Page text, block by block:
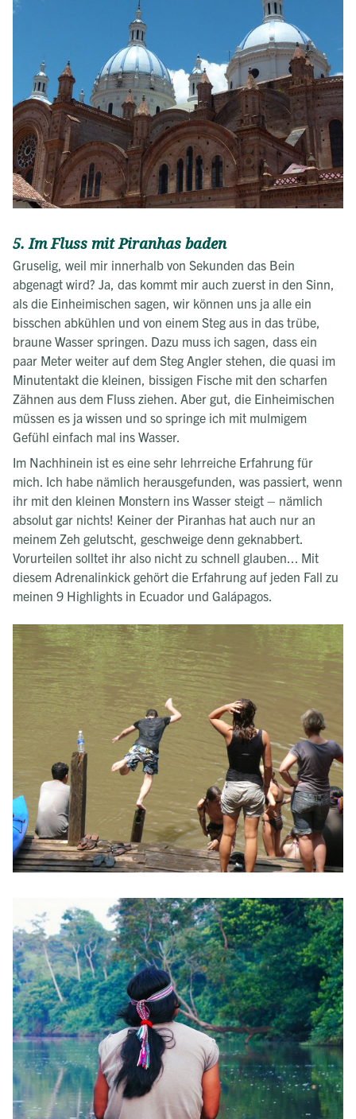
5. Im Fluss mit Piranhas baden
Gruselig, weil mir innerhalb von Sekunden das Bein
abgenagt wird? Ja, das kommt mir auch zuerst in den Sinn,
als die Einheimischen sagen, wir können uns ja alle ein
bisschen abkühlen und von einem Steg aus in das trübe,
braune Wasser springen. Dazu muss ich sagen, dass ein
paar Meter weiter auf dem Steg Angler stehen, die quasi im
Minutentakt die kleinen, bissigen Fische mit den scharfen
Zähnen aus dem Fluss ziehen. Aber gut, die Einheimischen
müssen es ja wissen und so springe ich mit mulmigem
Gefühl einfach mal ins Wasser.
Im Nachhinein ist es eine sehr lehrreiche Erfahrung für
mich. Ich habe nämlich herausgefunden, was passiert, wenn
ihr mit den kleinen Monstern ins Wasser steigt – nämlich
absolut gar nichts! Keiner der Piranhas hat auch nur an
meinem Zeh gelutscht, geschweige denn geknabbert.
Vorurteilen solltet ihr also nicht zu schnell glauben... Mit
diesem Adrenalinkick gehört die Erfahrung auf jeden Fall zu
meinen 9 Highlights in Ecuador und Galápagos.